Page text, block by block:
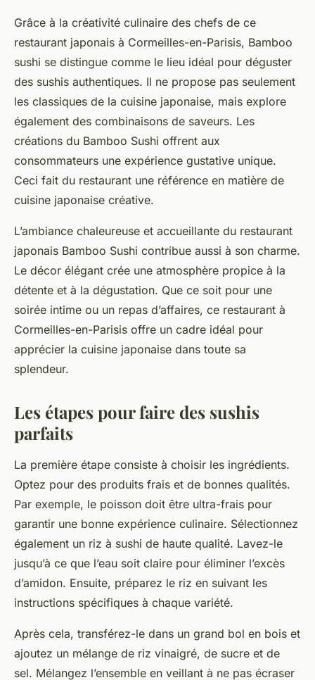
Grâce à la créativité culinaire des chefs de ce
restaurant japonais à Cormeilles-en-Parisis, Bamboo
sushi se distingue comme le lieu idéal pour déguster
des sushis authentiques. Il ne propose pas seulement
les classiques de la cuisine japonaise, mais explore
également des combinaisons de saveurs. Les
créations du Bamboo Sushi offrent aux
consommateurs une expérience gustative unique.
Ceci fait du restaurant une référence en matière de
cuisine japonaise créative.
L’ambiance chaleureuse et accueillante du restaurant
japonais Bamboo Sushi contribue aussi à son charme.
Le décor élégant crée une atmosphère propice à la
détente et à la dégustation. Que ce soit pour une
soirée intime ou un repas d’affaires, ce restaurant à
Cormeilles-en-Parisis offre un cadre idéal pour
apprécier la cuisine japonaise dans toute sa
splendeur.
Les étapes pour faire des sushis
parfaits
La première étape consiste à choisir les ingrédients.
Optez pour des produits frais et de bonnes qualités.
Par exemple, le poisson doit être ultra-frais pour
garantir une bonne expérience culinaire. Sélectionnez
également un riz à sushi de haute qualité. Lavez-le
jusqu’à ce que l’eau soit claire pour éliminer l’excès
d’amidon. Ensuite, préparez le riz en suivant les
instructions spécifiques à chaque variété.
Après cela, transférez-le dans un grand bol en bois et
ajoutez un mélange de riz vinaigré, de sucre et de
sel. Mélangez l’ensemble en veillant à ne pas écraser